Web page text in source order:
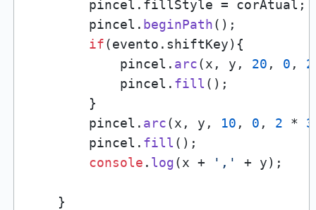
        pincel.
fillStyle = corAtual;
        pincel.
beginPath();
if(evento. shiftKey){
            pincel.
arc(x, y, 20 , 0 , 2
            pincel.
fill ();
        }
        pincel.
arc(x, y, 10 , 0 , 2 *
        pincel.
fill ();
console . log(x + ',' + y);
    }